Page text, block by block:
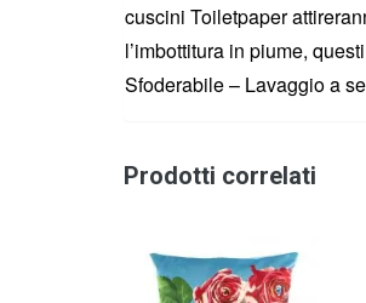
cuscini Toiletpaper
l’imbottitura in piume,
Sfoderabile – Lavaggio a
Prodotti correlati